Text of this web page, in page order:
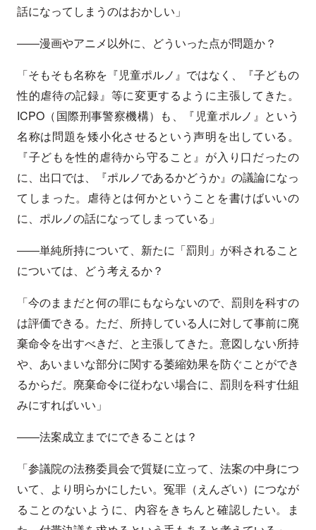
話になってしまうのはおかしい」
――漫画やアニメ以外に、どういった点が問題か？
「そもそも名称を『児童ポルノ』ではなく、『子どもの
性的虐待の記録』等に変更するように主張してきた。
ICPO（国際刑事警察機構）も、『児童ポルノ』という
名称は問題を矮小化させるという声明を出している。
『子どもを性的虐待から守ること』が入り口だったの
に、出口では、『ポルノであるかどうか』の議論になっ
てしまった。虐待とは何かということを書けばいいの
に、ポルノの話になってしまっている」
――単純所持について、新たに「罰則」が科されること
については、どう考えるか？
「今のままだと何の罪にもならないので、罰則を科すの
は評価できる。ただ、所持している人に対して事前に廃
棄命令を出すべきだ、と主張してきた。意図しない所持
や、あいまいな部分に関する萎縮効果を防ぐことができ
るからだ。廃棄命令に従わない場合に、罰則を科す仕組
みにすればいい」
――法案成立までにできることは？
「参議院の法務委員会で質疑に立って、法案の中身につ
いて、より明らかにしたい。冤罪（えんざい）につなが
ることのないように、内容をきちんと確認したい。ま